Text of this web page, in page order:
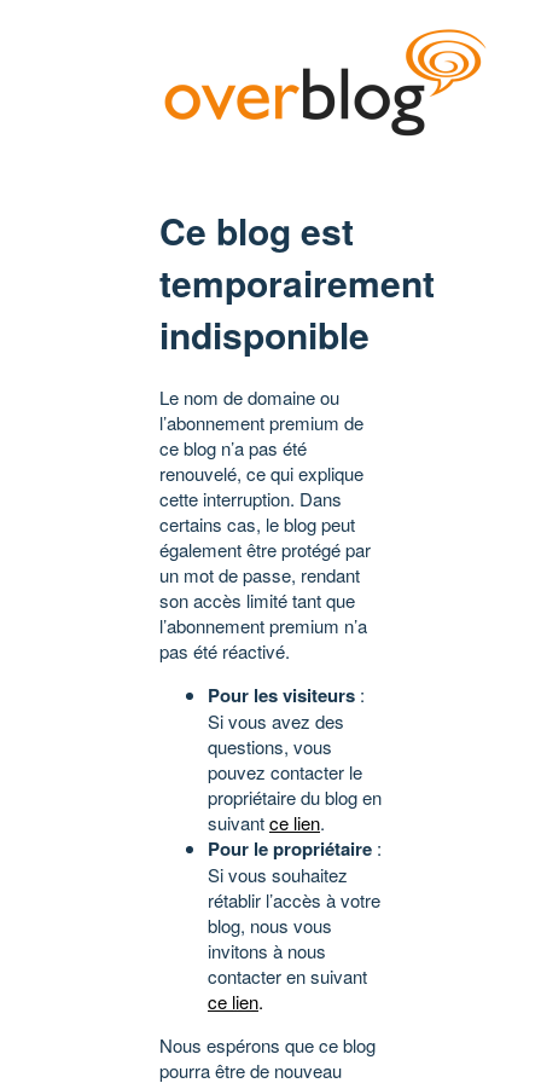
Ce blog est
temporairement
indisponible
Le nom de domaine ou
l’abonnement premium de
ce blog n’a pas été
renouvelé, ce qui explique
cette interruption. Dans
certains cas, le blog peut
également être protégé par
un mot de passe, rendant
son accès limité tant que
l’abonnement premium n’a
pas été réactivé.
Pour les visiteurs :
Si vous avez des
questions, vous
pouvez contacter le
propriétaire du blog en
suivantce lien.
Pour le propriétaire :
Si vous souhaitez
rétablir l’accès à votre
blog, nous vous
invitons à nous
contacter en suivant
ce lien.
Nous espérons que ce blog
pourra être de nouveau